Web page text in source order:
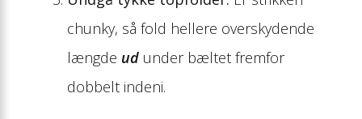
chunky, så fold hellere overskydende
længde ud under bæltet fremfor
dobbelt indeni.